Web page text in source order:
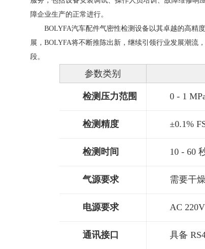
障企业生产的正常进行。
BOLYFA汽车配件气密性检测设备以其卓越的高精
展，BOLYFA将不断推陈出新，继续引领行业发展潮流
段。
参数类别
检测压力范围 0 - 1
检测精度 ±0.1%
检测时间 10 - 60
气源要求 需要干
电源要求 AC
通讯接口 具备